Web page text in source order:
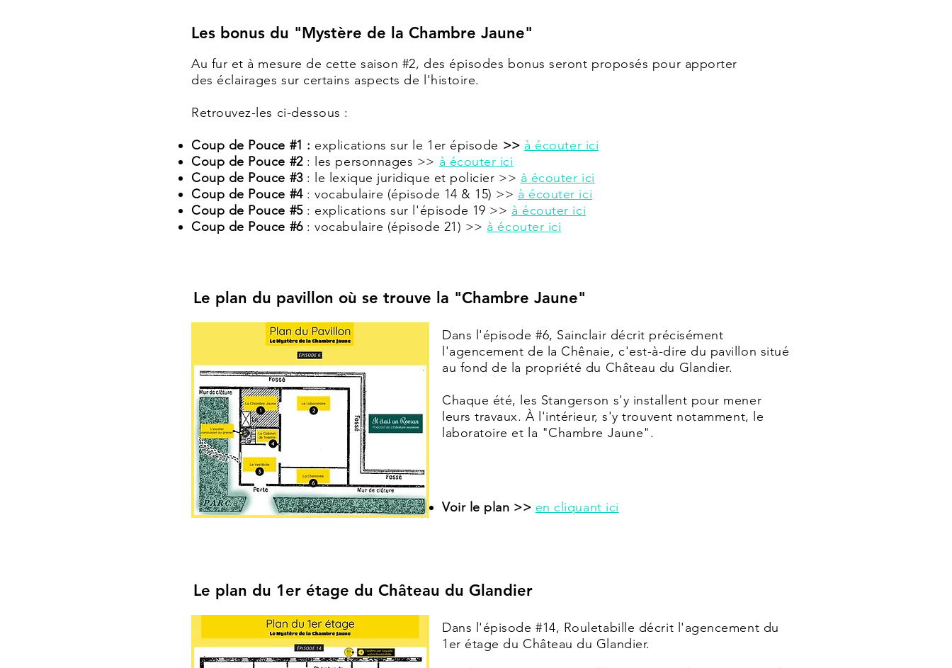
Les bonus du "Mystère de la Chambre Jaune"
Au fur et à mesure de cette saison #2, des épisodes bonus seront proposés pour apporter
des éclairages sur certains aspects de l'histoire.
Retrouvez-les ci-dessous :
Coup de Pouce #1 : explications sur le 1er épisode >> à écouter ici
Coup de Pouce #2: les personnages >> à écouter ici
Coup de Pouce #3: le lexique juridique et policier >> à écouter ici
Coup de Pouce #4: vocabulaire (épisode 14 & 15) >> à écouter ici
Coup de Pouce #5: explications sur l'épisode 19 >> à écouter ici
Coup de Pouce #6: vocabulaire (épisode 21) >> à écouter ici
Le plan du pavillon où se trouve la "Chambre Jaune"
Dans l'épisode #6, Sainclair décrit précisément
l'agencement de la Chênaie, c'est-à-dire du pavillon situé
au fond de la propriété du Château du Glandier.
Chaque été, les Stangerson s'y installent pour mener
leurs travaux. À l'intérieur, s'y trouvent notamment, le
laboratoire et la "Chambre Jaune".
Voir le plan >> en cliquant ici
Le plan du 1er étage du Château du Glandier
Dans l'épisode #14, Rouletabille décrit l'agencement du
1er étage du Château du Glandier.